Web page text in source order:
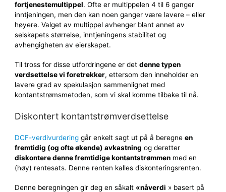
fortjenestemultippel. Ofte er multippelen 4 til 6 ganger
inntjeningen, men den kan noen ganger være lavere – eller
høyere. Valget av multippel avhenger blant annet av
selskapets størrelse, inntjeningens stabilitet og
avhengigheten av eierskapet.
Til tross for disse utfordringene er det denne typen
verdsettelse vi foretrekker, ettersom den inneholder en
lavere grad av spekulasjon sammenlignet med
kontantstrømsmetoden, som vi skal komme tilbake til nå.
Diskontert kontantstrømverdsettelse
DCF-verdivurderinggår enkelt sagt ut på å beregne en
fremtidig (og ofte økende) avkastning og deretter
diskontere denne fremtidige kontantstrømmenmed en
(høy) rentesats. Denne renten kalles diskonteringsrenten.
Denne beregningen gir deg en såkalt «nåverdi » basert på